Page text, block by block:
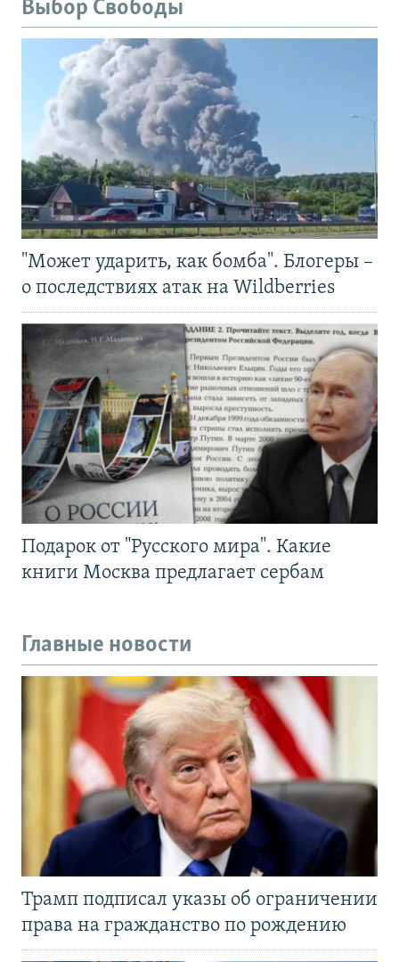
Выбор Свободы
"Может ударить, как бомба". Блогеры –
о последствиях атак на Wildberries
Подарок от "Русского мира". Какие
книги Москва предлагает сербам
Главные новости
Трамп подписал указы об ограничении
права на гражданство по рождению